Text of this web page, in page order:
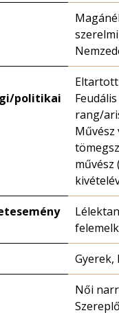
politikai
Feudális
rang/
Művész
művész
Gyerek,
Női